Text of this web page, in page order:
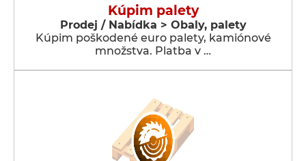
Kúpim palety
Prodej / Nabídka > Obaly, palety
Kúpim poškodené euro palety, kamiónové
množstva. Platba v …